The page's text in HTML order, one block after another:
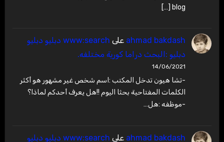
blog […]
ahmad bakdash على
www:search دبليو دبليو
دبليو :البحث دراما كورية مختلفه.
14/06/2021
-تشا هيون تدخل المكتب :اسم شخص غير مشهور هو أكثر
الكلمات المفتاحية بحثا اليوم !!هل يعرف أحدكم لماذا؟
-موظفه :هل…
ahmad bakdash على
www:search دبليو دبليو